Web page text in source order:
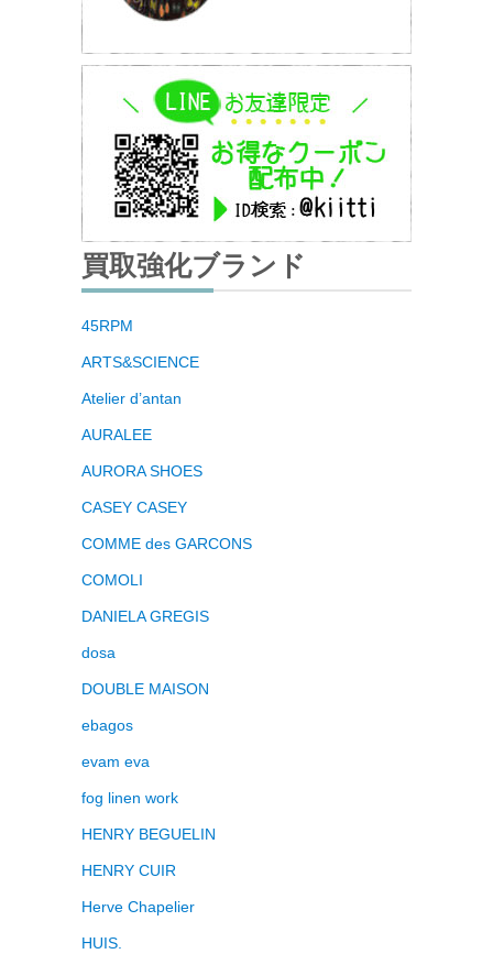
買取強化ブランド
45RPM
ARTS&SCIENCE
Atelier d’antan
AURALEE
AURORA SHOES
CASEY CASEY
COMME des GARCONS
COMOLI
DANIELA GREGIS
dosa
DOUBLE MAISON
ebagos
evam eva
fog linen work
HENRY BEGUELIN
HENRY CUIR
Herve Chapelier
HUIS.